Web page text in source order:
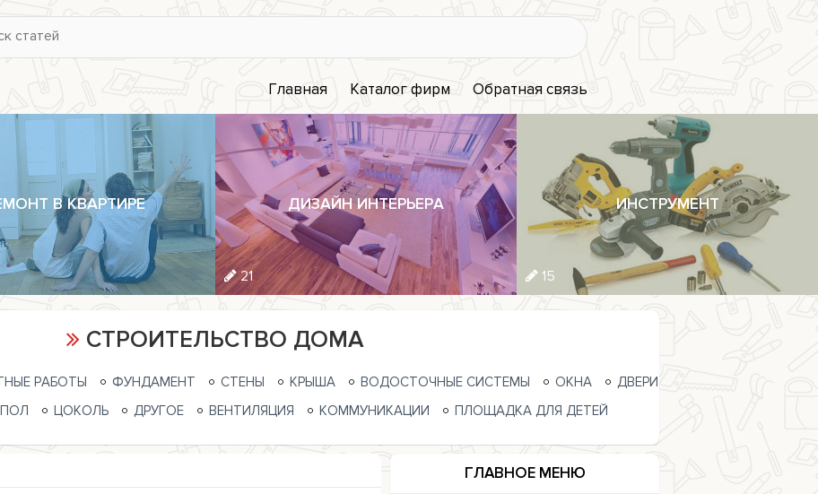
Обратная связь
Каталог фирм
Главная
В КВАРТИРЕ ДИЗАЙН ИНТЕРЬЕРА
21
ИНСТРУМЕНТ
15
СТРОИТЕЛЬСТВО ДОМА
РАБОТЫ ФУНДАМЕНТ СТЕНЫ КРЫША ВОДОСТОЧНЫЕ СИСТЕМЫ ОКНА
ДВЕРИ
ПОЛ ЦОКОЛЬ ДРУГОЕ ВЕНТИЛЯЦИЯ КОММУНИКАЦИИ ПЛОЩАДКА ДЛЯ ДЕТЕЙ
ГЛАВНОЕ МЕНЮ